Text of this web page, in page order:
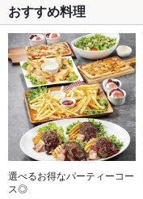
おすすめ料理
選べるお得なパーティーコー
ス◎